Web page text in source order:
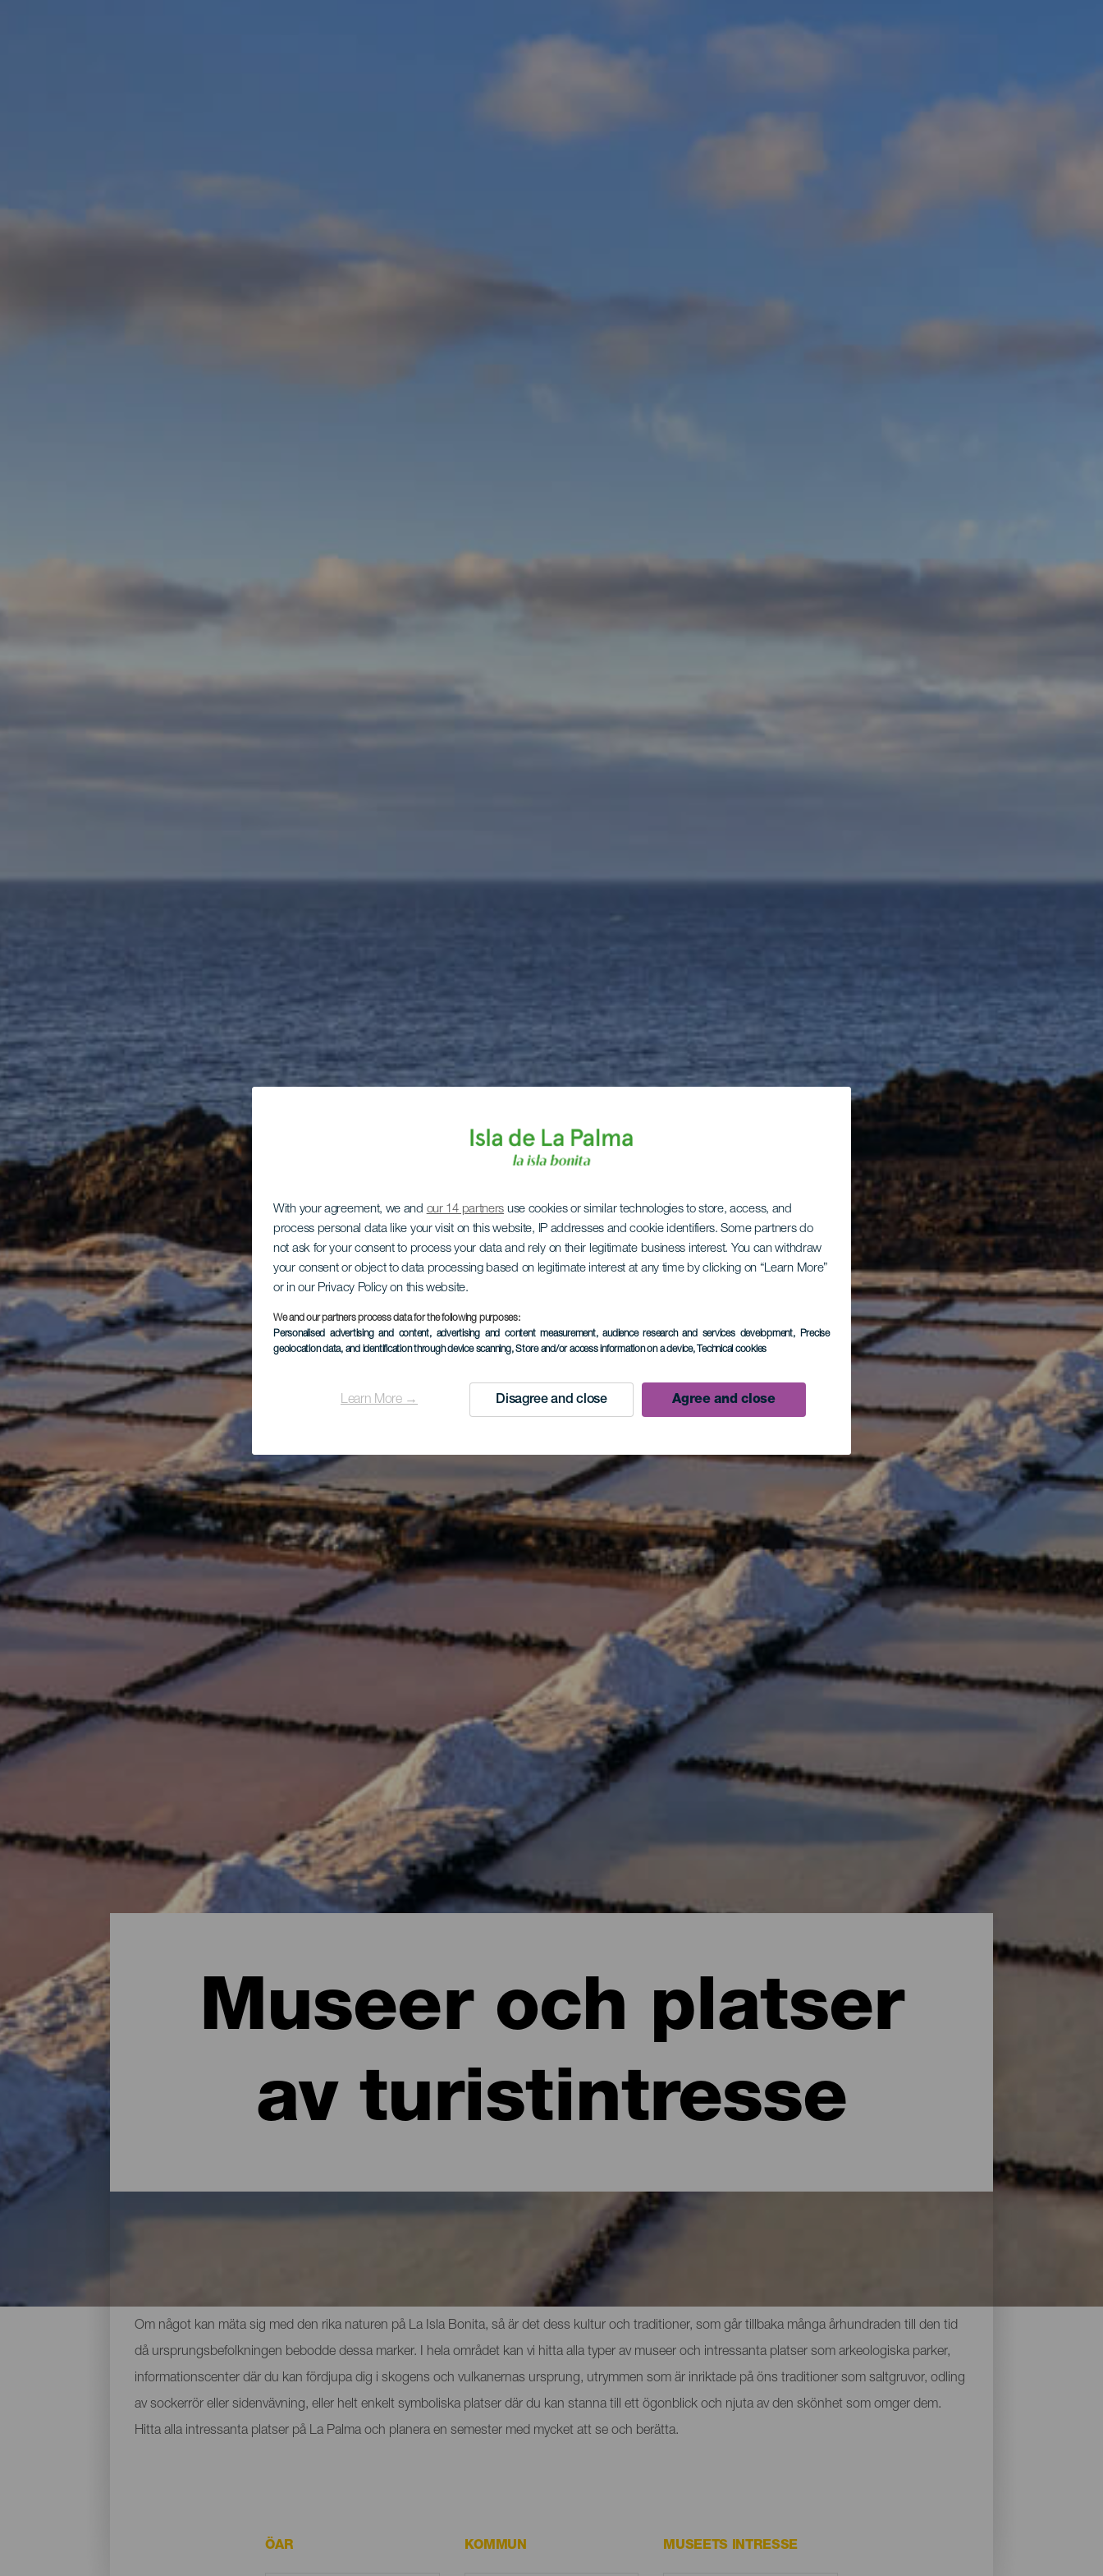
With your agreement, we and our 14 partners use cookies or similar technologies to store, access, and
process personal data like your visit on this website, IP addresses and cookie identifiers. Some partners do
not ask for your consent to process your data and rely on their legitimate business interest. You can withdraw
your consent or object to data processing based on legitimate interest at any time by clicking on “Learn More”
or in our Privacy Policy on this website.
We and our partners process data for the following purposes:
Personalised advertising and content, advertising and content measurement, audience research and services development, Precise
geolocation data, and identification through device scanning, Store and/or access information on a device, Technical cookies
Learn More → Disagree and close Agree and close
Museer och platser
av turistintresse
De viktigaste museerna och sevärdheterna på La Palma
Om något kan mäta sig med den rika naturen på La Isla Bonita, så är det dess kultur och traditioner, som går tillbaka många århundraden till den tid
då ursprungsbefolkningen bebodde dessa marker. I hela området kan vi hitta alla typer av museer och intressanta platser som arkeologiska parker,
informationscenter där du kan fördjupa dig i skogens och vulkanernas ursprung, utrymmen som är inriktade på öns traditioner som saltgruvor, odling
av sockerrör eller sidenvävning, eller helt enkelt symboliska platser där du kan stanna till ett ögonblick och njuta av den skönhet som omger dem.
Hitta alla intressanta platser på La Palma och planera en semester med mycket att se och berätta.
ÖAR KOMMUN MUSEETS INTRESSE